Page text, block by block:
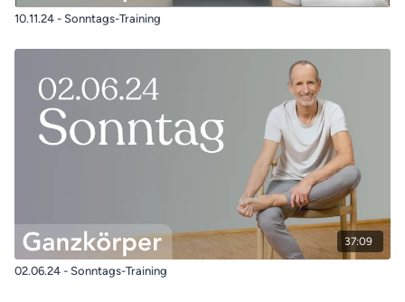
10.11.24 - Sonntags-Training
37:09
02.06.24 - Sonntags-Training